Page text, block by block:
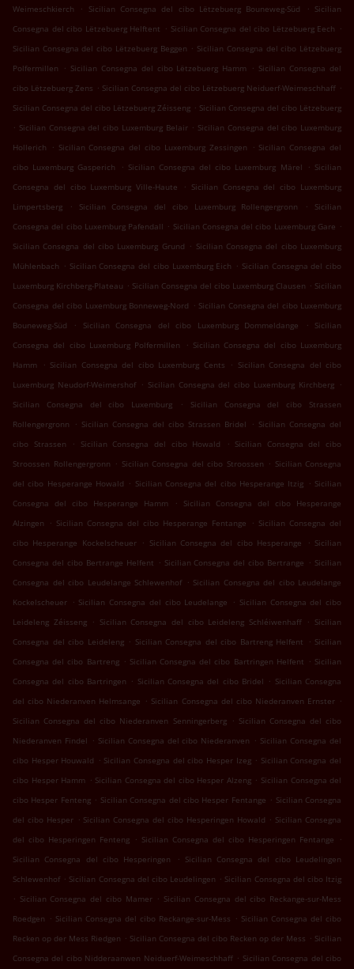
Weimeschkierch
. Sicilian Consegna del cibo Lëtzebuerg Bouneweg-Süd . Sicilian
Consegna del cibo Lëtzebuerg Helftent . Sicilian Consegna del cibo Lëtzebuerg Eech .
Sicilian Consegna del cibo Lëtzebuerg Beggen . Sicilian Consegna del cibo Lëtzebuerg
Polfermillen
. Sicilian Consegna del cibo Lëtzebuerg Hamm . Sicilian Consegna del
cibo Lëtzebuerg Zens . Sicilian Consegna del cibo Lëtzebuerg Neiduerf-Weimeschhaff .
Sicilian Consegna del cibo Lëtzebuerg Zéisseng . Sicilian Consegna del cibo Lëtzebuerg
. Sicilian Consegna del cibo Luxemburg Belair . Sicilian Consegna del cibo Luxemburg
Hollerich
. Sicilian Consegna del cibo Luxemburg Zessingen . Sicilian Consegna del
cibo Luxemburg Gasperich
. Sicilian Consegna del cibo Luxemburg Märel . Sicilian
Consegna del cibo Luxemburg Ville-Haute
. Sicilian Consegna del cibo Luxemburg
Limpertsberg
. Sicilian Consegna del cibo Luxemburg Rollengergronn .
Sicilian
Consegna del cibo Luxemburg Pafendall . Sicilian Consegna del cibo Luxemburg Gare .
Sicilian Consegna del cibo Luxemburg Grund . Sicilian Consegna del cibo Luxemburg
Mühlenbach . Sicilian Consegna del cibo Luxemburg Eich . Sicilian Consegna del cibo
Luxemburg Kirchberg-Plateau . Sicilian Consegna del cibo Luxemburg Clausen . Sicilian
Consegna del cibo Luxemburg Bonneweg-Nord . Sicilian Consegna del cibo Luxemburg
Bouneweg-Süd
. Sicilian Consegna del cibo Luxemburg Dommeldange .
Sicilian
Consegna del cibo Luxemburg Polfermillen
. Sicilian Consegna del cibo Luxemburg
Hamm
. Sicilian Consegna del cibo Luxemburg Cents . Sicilian Consegna del cibo
Luxemburg Neudorf-Weimershof . Sicilian Consegna del cibo Luxemburg Kirchberg .
Sicilian Consegna del cibo Luxemburg
.
Sicilian Consegna del cibo Strassen
Rollengergronn
. Sicilian Consegna del cibo Strassen Bridel . Sicilian Consegna del
cibo Strassen
. Sicilian Consegna del cibo Howald . Sicilian Consegna del cibo
Stroossen Rollengergronn . Sicilian Consegna del cibo Stroossen . Sicilian Consegna
del cibo Hesperange Howald . Sicilian Consegna del cibo Hesperange Itzig . Sicilian
Consegna del cibo Hesperange Hamm
.
Sicilian Consegna del cibo Hesperange
Alzingen
. Sicilian Consegna del cibo Hesperange Fentange . Sicilian Consegna del
cibo Hesperange Kockelscheuer . Sicilian Consegna del cibo Hesperange . Sicilian
Consegna del cibo Bertrange Helfent . Sicilian Consegna del cibo Bertrange . Sicilian
Consegna del cibo Leudelange Schlewenhof . Sicilian Consegna del cibo Leudelange
Kockelscheuer . Sicilian Consegna del cibo Leudelange . Sicilian Consegna del cibo
Leideleng Zéisseng . Sicilian Consegna del cibo Leideleng Schléiwenhaff . Sicilian
Consegna del cibo Leideleng . Sicilian Consegna del cibo Bartreng Helfent . Sicilian
Consegna del cibo Bartreng . Sicilian Consegna del cibo Bartringen Helfent . Sicilian
Consegna del cibo Bartringen . Sicilian Consegna del cibo Bridel . Sicilian Consegna
del cibo Niederanven Helmsange . Sicilian Consegna del cibo Niederanven Ernster .
Sicilian Consegna del cibo Niederanven Senningerberg
. Sicilian Consegna del cibo
Niederanven Findel . Sicilian Consegna del cibo Niederanven . Sicilian Consegna del
cibo Hesper Houwald . Sicilian Consegna del cibo Hesper Izeg . Sicilian Consegna del
cibo Hesper Hamm . Sicilian Consegna del cibo Hesper Alzeng . Sicilian Consegna del
cibo Hesper Fenteng . Sicilian Consegna del cibo Hesper Fentange . Sicilian Consegna
del cibo Hesper . Sicilian Consegna del cibo Hesperingen Howald . Sicilian Consegna
del cibo Hesperingen Fenteng . Sicilian Consegna del cibo Hesperingen Fentange
.
Sicilian Consegna del cibo Hesperingen
. Sicilian Consegna del cibo Leudelingen
Schlewenhof . Sicilian Consegna del cibo Leudelingen . Sicilian Consegna del cibo Itzig
. Sicilian Consegna del cibo Mamer . Sicilian Consegna del cibo Reckange-sur-Mess
Roedgen . Sicilian Consegna del cibo Reckange-sur-Mess . Sicilian Consegna del cibo
Recken op der Mess Riedgen . Sicilian Consegna del cibo Recken op der Mess . Sicilian
Consegna del cibo Nidderaanwen Neiduerf-Weimeschhaff . Sicilian Consegna del cibo